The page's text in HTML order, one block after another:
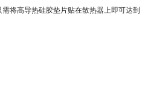
将高导热硅胶垫片贴在散热器上即可达到